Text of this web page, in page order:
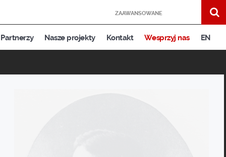
ZAAWANSOWANE
Partnerzy Nasze projekty Kontakt Wesprzyj nas EN